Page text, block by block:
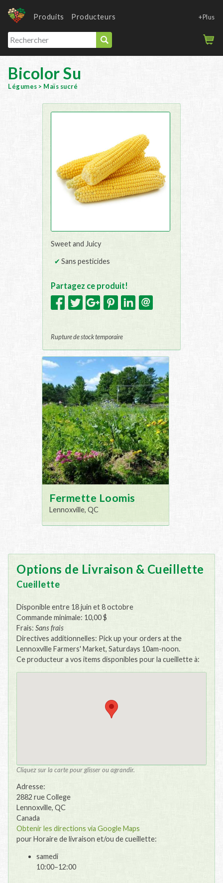
Produits Producteurs +Plus
Bicolor Su
Légumes > Maïs sucré
Sweet and Juicy
Sans pesticides
Partagez ce produit!
Rupture de stock temporaire
Fermette Loomis
Lennoxville, QC
Options de Livraison & Cueillette
Cueillette
Disponible entre 18 juin et 8 octobre
Commande minimale: 10,00 $
Frais: Sans frais
Directives additionnelles: Pick up your orders at the
Lennoxville Farmers' Market, Saturdays 10am-noon.
Ce producteur a vos items disponibles pour la cueillette à:
Cliquez sur la carte pour glisser ou agrandir.
Adresse:
2882 rue College
Lennoxville, QC
Canada
Obtenir les directions via Google Maps
pour Horaire de livraison et/ou de cueillette:
samedi
10:00–12:00